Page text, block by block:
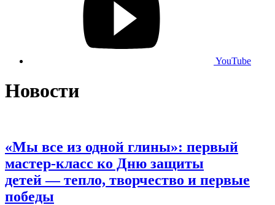
YouTube
Новости
«Мы все из одной глины»: первый
мастер‑класс ко Дню защиты
детей — тепло, творчество и первые
победы